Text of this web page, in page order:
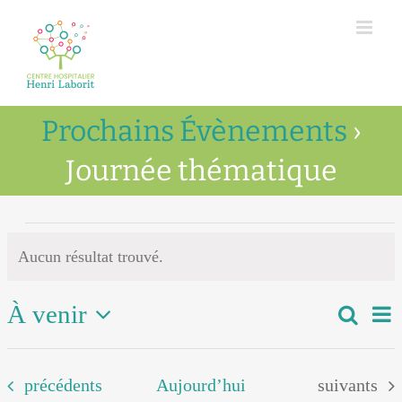
Prochains Évènements ›
Journée thématique
Aucun résultat trouvé.
Liste
À venir
Sélectionnez
date.
Évènements
précédents Aujourd’hui suivants